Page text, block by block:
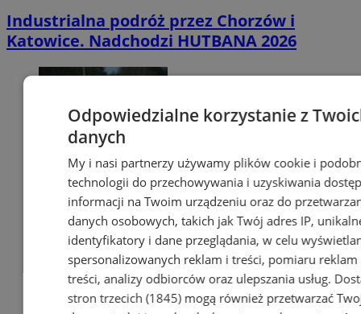
Industrialna podróż przez Chorzów i
Katowice. Nadchodzi HUTBANA 2026
Odpowiedzialne korzystanie z
danych
My i nasi partnerzy używamy plików cookie i
technologii do przechowywania i uzyskiwania
informacji na Twoim urządzeniu oraz do
danych osobowych, takich jak Twój adres IP,
identyfikatory i dane przeglądania, w celu
spersonalizowanych reklam i treści, pomiaru reklam
treści, analizy odbiorców oraz ulepszania usług.
stron trzecich (1845)mogą również przetwarzać